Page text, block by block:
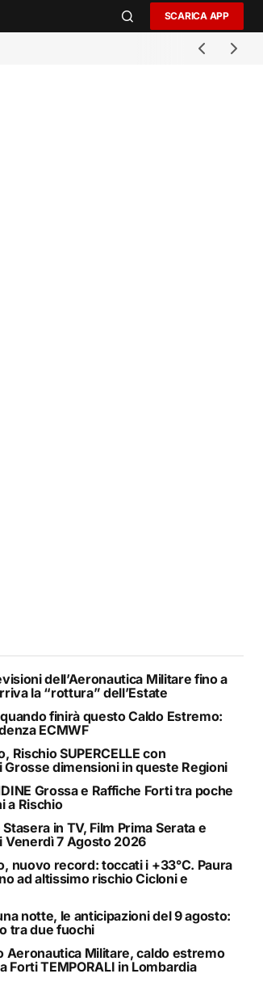
SCARICA APP
dell’Aeronautica Militare fino a
la “rottura” dell’Estate
finirà questo Caldo Estremo:
ECMWF
Rischio SUPERCELLE con
Grosse dimensioni in queste Regioni
Grossa e Raffiche Forti tra poche
a Rischio
in TV, Film Prima Serata e
Venerdì 7 Agosto 2026
nuovo record: toccati i +33°C. Paura
ad altissimo rischio Cicloni e
notte, le anticipazioni del 9 agosto:
tra due fuochi
Aeronautica Militare, caldo estremo
Forti TEMPORALI in Lombardia